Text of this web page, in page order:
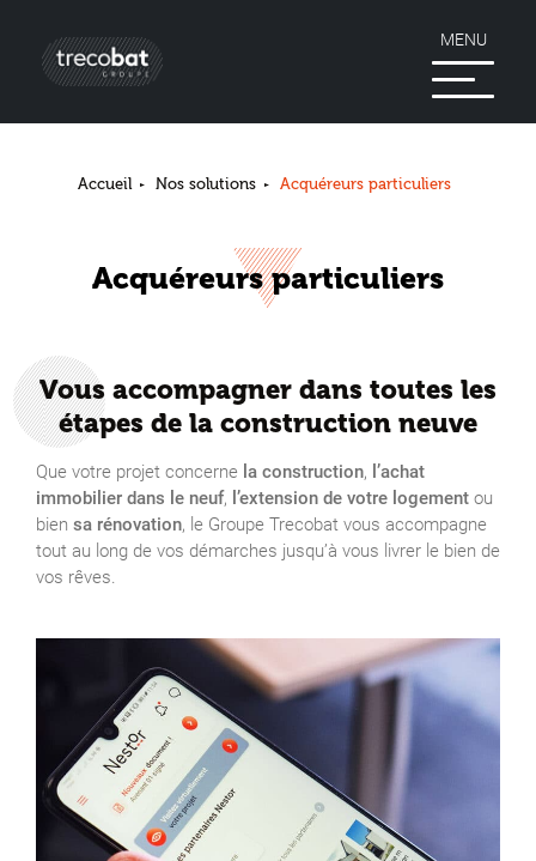
MENU
Accueil Nos solutions Acquéreurs particuliers
Acquéreurs particuliers
Vous accompagner dans toutes les
étapes de la construction neuve
Que votre projet concerne la construction, l’achat
immobilier dans le neuf, l’extension de votre logement ou
bien sa rénovation, le Groupe Trecobat vous accompagne
tout au long de vos démarches jusqu’à vous livrer le bien de
vos rêves.